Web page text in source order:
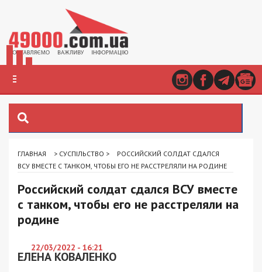
ГЛАВНАЯ > СУСПІЛЬСТВО >
РОССИЙСКИЙ СОЛДАТ СДАЛСЯ
ВСУ ВМЕСТЕ С ТАНКОМ, ЧТОБЫ ЕГО НЕ РАССТРЕЛЯЛИ НА РОДИНЕ
Российский солдат сдался ВСУ вместе
с танком, чтобы его не расстреляли на
родине
22/03/2022 - 16:21
ЕЛЕНА КОВАЛЕНКО